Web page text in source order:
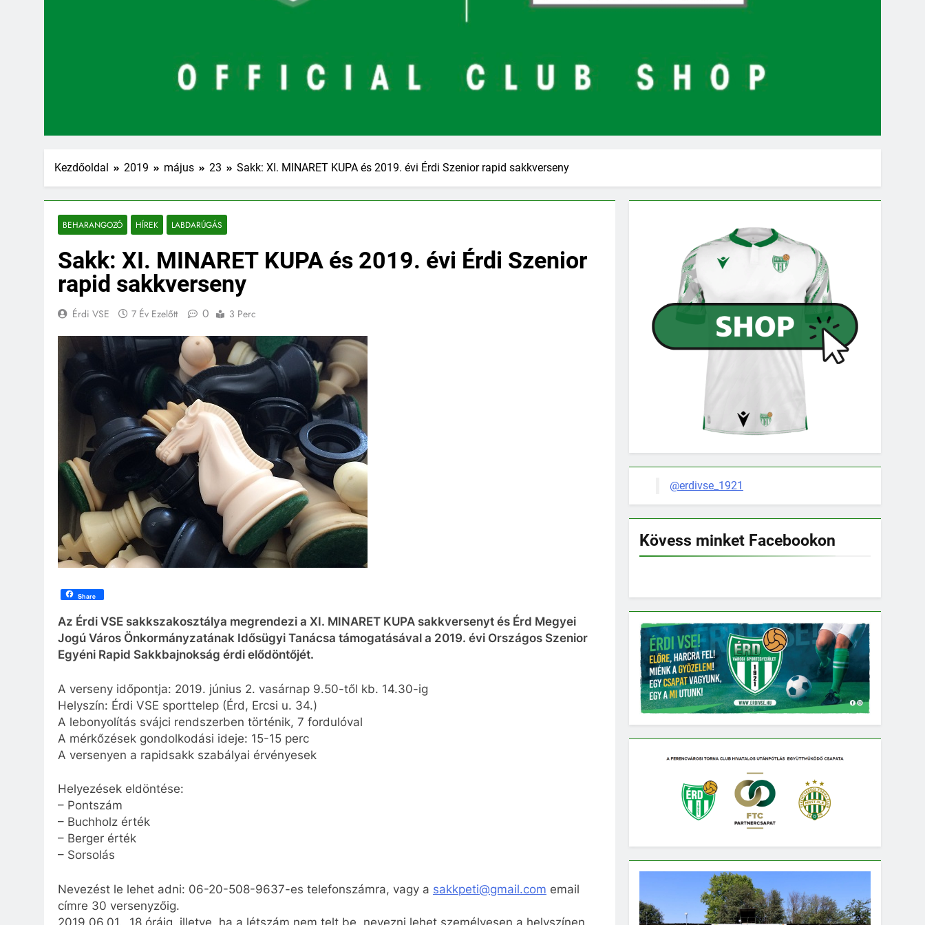
Kezdőoldal 2019 május 23 Sakk: XI. MINARET KUPA és 2019. évi Érdi Szenior rapid sakkverseny
BEHARANGOZÓ HÍREK LABDARÚGÁS
Sakk: XI. MINARET KUPA és 2019. évi Érdi Szenior
rapid sakkverseny
Érdi VSE 7 Év Ezelőtt 0 3 Perc
Share
Az Érdi VSE sakkszakosztálya megrendezi a XI. MINARET KUPA sakkversenyt és Érd Megyei
Jogú Város Önkormányzatának Idősügyi Tanácsa támogatásával a 2019. évi Országos Szenior
Egyéni Rapid Sakkbajnokság érdi elődöntőjét.
A verseny időpontja: 2019. június 2. vasárnap 9.50-től kb. 14.30-ig
Helyszín: Érdi VSE sporttelep (Érd, Ercsi u. 34.)
A lebonyolítás svájci rendszerben történik, 7 fordulóval
A mérkőzések gondolkodási ideje: 15-15 perc
A versenyen a rapidsakk szabályai érvényesek
Helyezések eldöntése:
– Pontszám
– Buchholz érték
– Berger érték
– Sorsolás
Nevezést le lehet adni: 06-20-508-9637-es telefonszámra, vagy a sakkpeti@gmail.com email
címre 30 versenyzőig.
2019.06.01., 18 óráig, illetve, ha a létszám nem telt be, nevezni lehet személyesen a helyszínen
@erdivse_1921
Kövess minket Facebookon